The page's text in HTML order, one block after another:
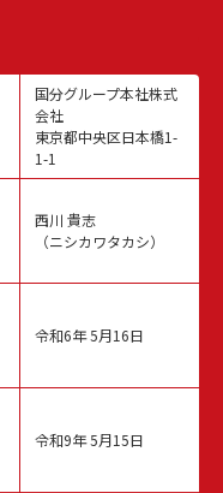
国分グループ本社株式
会社
東京都中央区日本橋1-
1-1
西川 貴志
（ニシカワタカシ）
令和6年 5月16日
令和9年 5月15日